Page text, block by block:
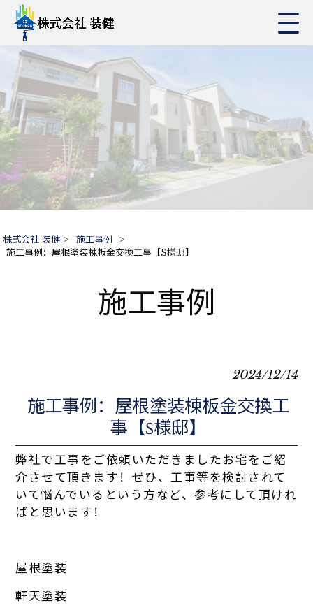
株式会社 装健 > 施工事例
>
施工事例：屋根塗装棟板金交換工事【S様邸】
施工事例
2024/12/14
施工事例：屋根塗装棟板金交換工
事【S様邸】
弊社で工事をご依頼いただきましたお宅をご紹
介させて頂きます！ぜひ、工事等を検討されて
いて悩んでいるという方など、参考にして頂けれ
ばと思います！
屋根塗装
軒天塗装